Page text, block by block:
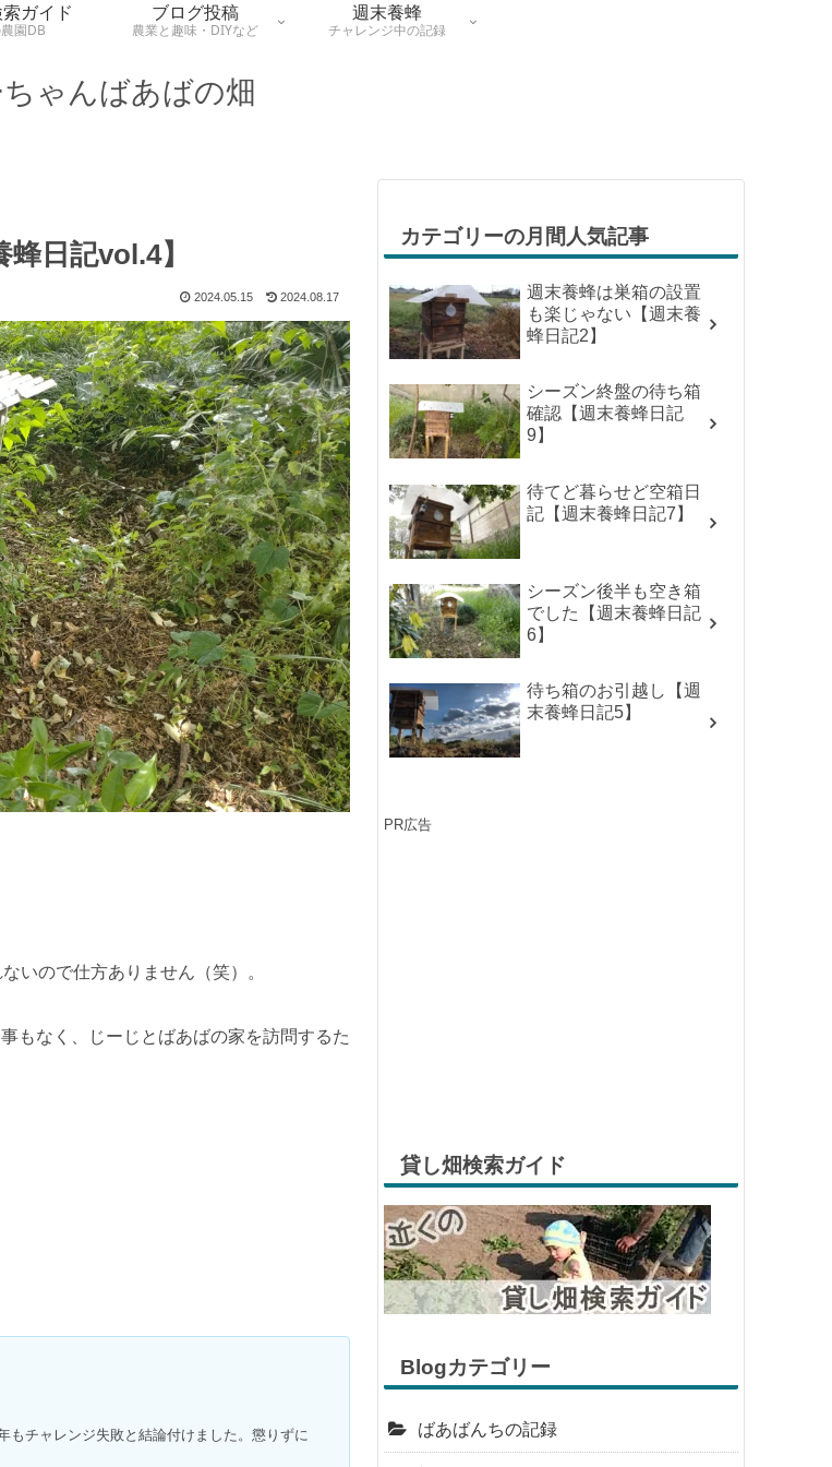
ゃんばあばの畑
ガイド
園DB
ブログ投稿
農業と趣味・DIYなど
週末養蜂
チャレンジ中の記録
日記vol.4】
2024.05.15 2024.08.17
いので仕方ありません（笑）。
もなく、じーじとばあばの家を訪問するた
もチャレンジ失敗と結論付けました。懲りずに
カテゴリーの月間人気記事
週末養蜂は巣箱の設置
も楽じゃない【週末養
蜂日記2】
シーズン終盤の待ち箱
確認【週末養蜂日記
9】
待てど暮らせど空箱日
記【週末養蜂日記7】
シーズン後半も空き箱
でした【週末養蜂日記
6】
待ち箱のお引越し【週
末養蜂日記5】
PR広告
貸し畑検索ガイド
Blogカテゴリー
ばあばんちの記録